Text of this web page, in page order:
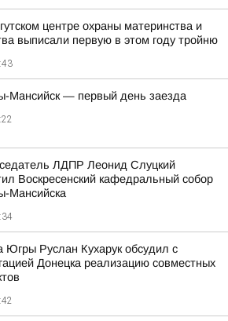
центре охраны материнства и
выписали первую в этом году тройню
Мансийск — первый день заезда
ЛДПР Леонид Слуцкий
Воскресенский кафедральный собор
Мансийска
Югры Руслан Кухарук обсудил с
Донецка реализацию совместных